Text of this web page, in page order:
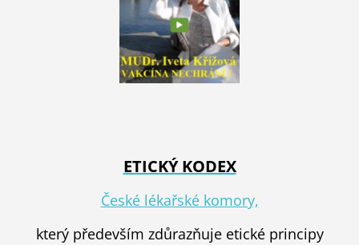
ETICKÝ KODEX
České lékařské komory,
který především zdůrazňuje etické principy